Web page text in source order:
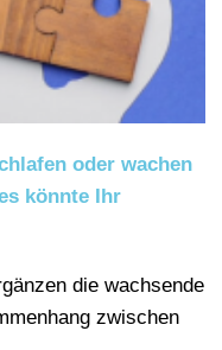
oder wachen
könnte Ihr
die wachsende
zwischen